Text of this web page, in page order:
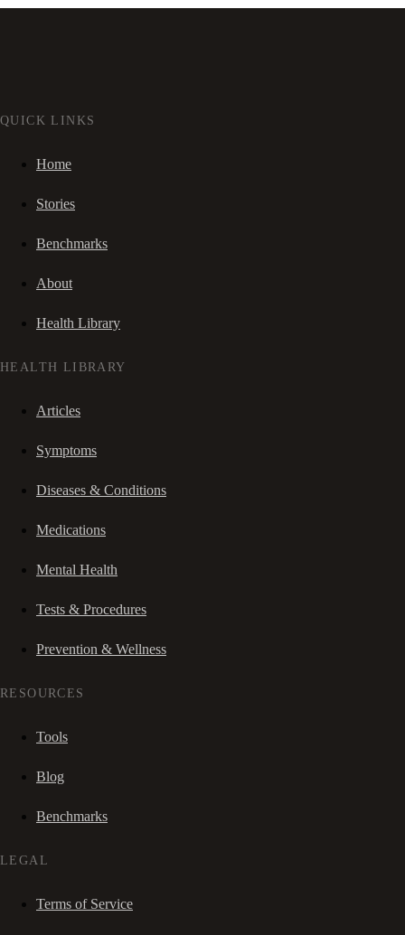
QUICK LINKS
Home
Stories
Benchmarks
About
Health Library
HEALTH LIBRARY
Articles
Symptoms
Diseases & Conditions
Medications
Mental Health
Tests & Procedures
Prevention & Wellness
RESOURCES
Tools
Blog
Benchmarks
LEGAL
Terms of Service